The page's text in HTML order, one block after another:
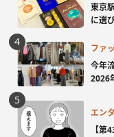
東京
に選
ファ
今年
2026
エン
【